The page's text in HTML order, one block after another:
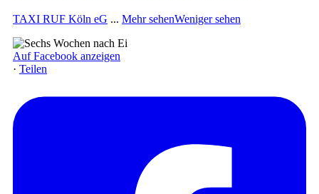
TAXI RUF Köln eG ... Mehr sehenWeniger sehen
Auf Facebook anzeigen
· Teilen